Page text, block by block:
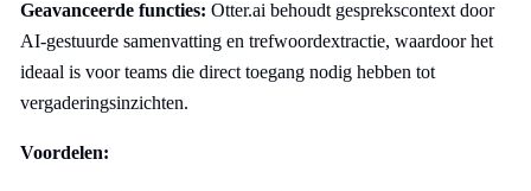
Geavanceerde functies: Otter.ai behoudt gesprekscontext door
AI-gestuurde samenvatting en trefwoordextractie, waardoor het
ideaal is voor teams die direct toegang nodig hebben tot
vergaderingsinzichten.
Voordelen: